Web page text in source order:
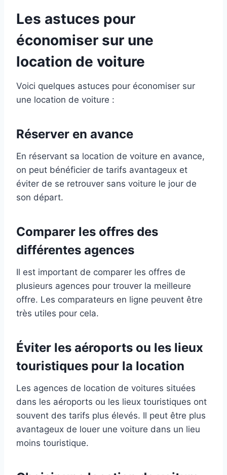
Les astuces pour
économiser sur une
location de voiture
Voici quelques astuces pour économiser sur
une location de voiture :
Réserver en avance
En réservant sa location de voiture en avance,
on peut bénéficier de tarifs avantageux et
éviter de se retrouver sans voiture le jour de
son départ.
Comparer les offres des
différentes agences
Il est important de comparer les offres de
plusieurs agences pour trouver la meilleure
offre. Les comparateurs en ligne peuvent être
très utiles pour cela.
Éviter les aéroports ou les lieux
touristiques pour la location
Les agences de location de voitures situées
dans les aéroports ou les lieux touristiques ont
souvent des tarifs plus élevés. Il peut être plus
avantageux de louer une voiture dans un lieu
moins touristique.